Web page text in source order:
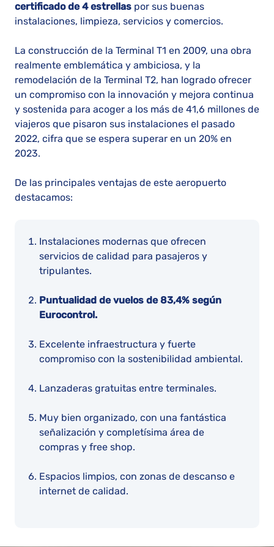
certificado de 4 estrellas por sus buenas
instalaciones, limpieza, servicios y comercios.
La construcción de la Terminal T1 en 2009, una obra
realmente emblemática y ambiciosa, y la
remodelación de la Terminal T2, han logrado ofrecer
un compromiso con la innovación y mejora continua
y sostenida para acoger a los más de 41,6 millones de
viajeros que pisaron sus instalaciones el pasado
2022, cifra que se espera superar en un 20% en
2023.
De las principales ventajas de este aeropuerto
destacamos:
Instalaciones modernas que ofrecen
servicios de calidad para pasajeros y
tripulantes.
Puntualidad de vuelos de 83,4% según
Eurocontrol.
Excelente infraestructura y fuerte
compromiso con la sostenibilidad ambiental.
Lanzaderas gratuitas entre terminales.
Muy bien organizado, con una fantástica
señalización y completísima área de
compras y free shop.
Espacios limpios, con zonas de descanso e
internet de calidad.